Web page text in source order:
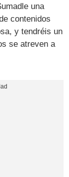
una
contenidos
y tendréis un
se atreven a